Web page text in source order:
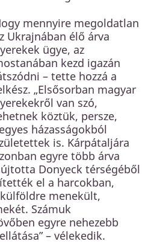
mennyire megoldatlan
Ukrajnában élő árva
ügye, az
kezd igazán
– tette hozzá a
„Elsősorban magyar
van szó,
köztük, persze,
házasságokból
is. Kárpátaljára
egyre több árva
Donyeck térségéből
el a harcokban,
menekült,
Számuk
egyre nehezebb
– vélekedik.